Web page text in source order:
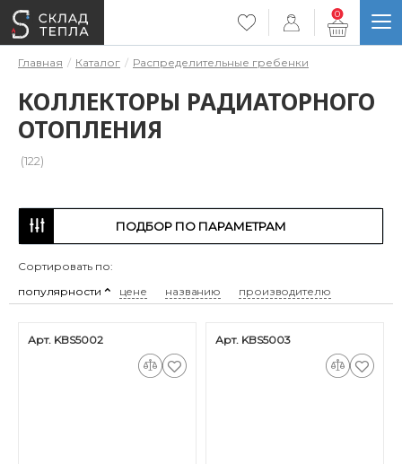
0
Главная Каталог Распределительные гребенки
КОЛЛЕКТОРЫ РАДИАТОРНОГО
ОТОПЛЕНИЯ
(122)
ПОДБОР ПО ПАРАМЕТРАМ
Сортировать по:
популярности
цене названию производителю
Арт. KBS5002 Арт. KBS5003